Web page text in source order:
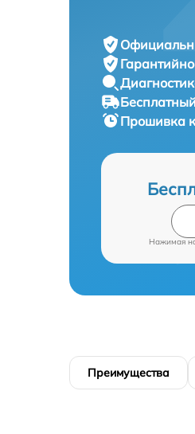
Прошивка
Нажимая
Преимущества